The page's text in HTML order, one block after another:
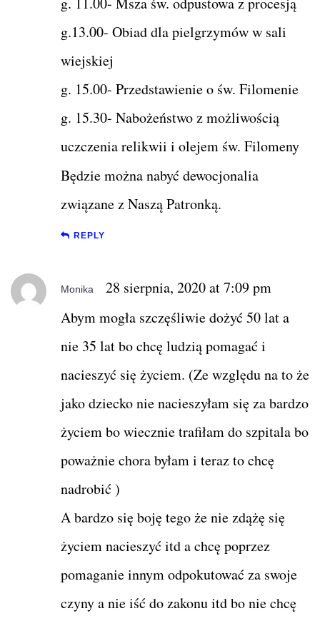
g.13.00- Obiad dla pielgrzymów w sali
wiejskiej
g. 15.00- Przedstawienie o św. Filomenie
g. 15.30- Nabożeństwo z możliwością
uczczenia relikwii i olejem św. Filomeny
Będzie można nabyć dewocjonalia
związane z Naszą Patronką.
REPLY
Monika
28 sierpnia, 2020 at 7:09 pm
Abym mogła szczęśliwie dożyć 50 lat a
nie 35 lat bo chcę ludzią pomagać i
nacieszyć się życiem. (Ze względu na to że
jako dziecko nie nacieszyłam się za bardzo
życiem bo wiecznie trafiłam do szpitala bo
poważnie chora byłam i teraz to chcę
nadrobić )
A bardzo się boję tego że nie zdążę się
życiem nacieszyć itd a chcę poprzez
pomaganie innym odpokutować za swoje
czyny a nie iść do zakonu itd bo nie chcę